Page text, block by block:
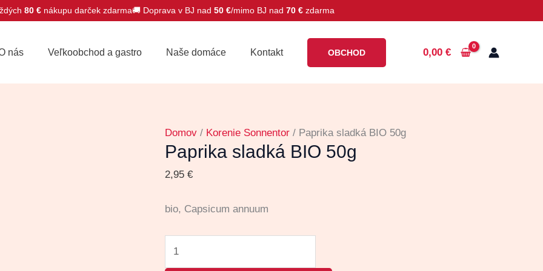
80 € nákupu darček zdarma🚚 Doprava v BJ nad 50 €/mimo BJ nad 70 € zdarma
nás Veľkoobchod a gastro Naše domáce Kontakt OBCHOD 0,00 €
Domov / Korenie Sonnentor / Paprika sladká BIO 50g
Paprika sladká BIO 50g
2,95 €
bio, Capsicum annuum
Paprika